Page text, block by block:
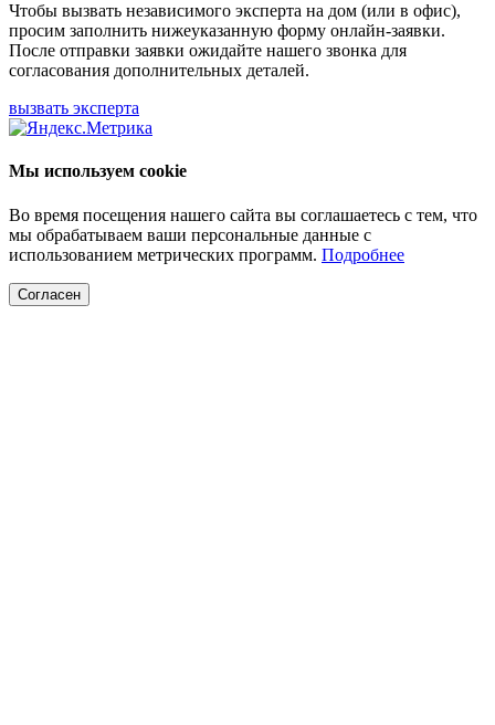
Чтобы вызвать независимого эксперта на дом (или в офис),
просим заполнить нижеуказанную форму онлайн-заявки.
После отправки заявки ожидайте нашего звонка для
согласования дополнительных деталей.
вызвать эксперта
Мы используем cookie
Во время посещения нашего сайта вы соглашаетесь с тем, что
мы обрабатываем ваши персональные данные с
использованием метрических программ. Подробнее
Согласен